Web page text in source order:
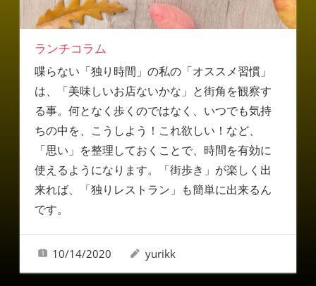
ランチコラム
喋らない「独り時間」の私の「オススメ習慣」
は、「美味しいお店ないかな」と街角を観察す
る事。何となく歩くのではなく、いつでも気持
ちの中を、こうしよう！これ欲しい！など、
「思い」を整理しておくことで、時間を有効に
使えるようになります。「街歩き」が楽しく出
来れば、「独りレストラン」も簡単に出来るん
です。
10/14/2020 yurikk